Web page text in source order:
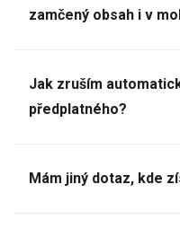
zamčený obsah i v
Jak zruším
předplatného?
Mám jiný dotaz, kde